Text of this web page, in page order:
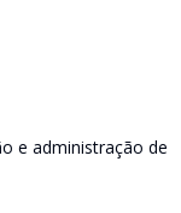
e administração de